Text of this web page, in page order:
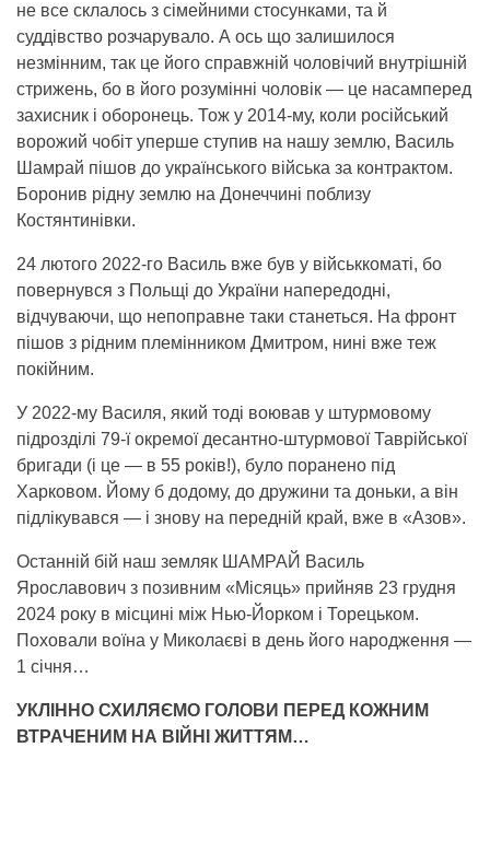
не все склалось з сімейними стосунками, та й
суддівство розчарувало. А ось що залишилося
незмінним, так це його справжній чоловічий внутрішній
стрижень, бо в його розумінні чоловік — це насамперед
захисник і оборонець. Тож у 2014-му, коли російський
ворожий чобіт уперше ступив на нашу землю, Василь
Шамрай пішов до українського війська за контрактом.
Боронив рідну землю на Донеччині поблизу
Костянтинівки.
24 лютого 2022-го Василь вже був у військкоматі, бо
повернувся з Польщі до України напередодні,
відчуваючи, що непоправне таки станеться. На фронт
пішов з рідним племінником Дмитром, нині вже теж
покійним.
У 2022-му Василя, який тоді воював у штурмовому
підрозділі 79-ї окремої десантно-штурмової Таврійської
бригади (і це — в 55 років!), було поранено під
Харковом. Йому б додому, до дружини та доньки, а він
підлікувався — і знову на передній край, вже в «Азов».
Останній бій наш земляк ШАМРАЙ Василь
Ярославович з позивним «Місяць» прийняв 23 грудня
2024 року в місцині між Нью-Йорком і Торецьком.
Поховали воїна у Миколаєві в день його народження —
1 січня…
УКЛІННО СХИЛЯЄМО ГОЛОВИ ПЕРЕД КОЖНИМ
ВТРАЧЕНИМ НА ВІЙНІ ЖИТТЯМ…